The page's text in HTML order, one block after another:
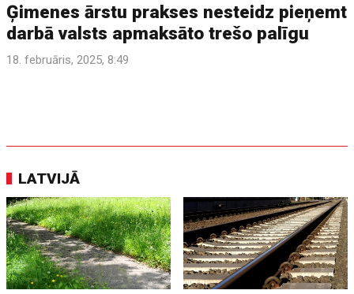
Ģimenes ārstu prakses nesteidz pieņemt
darbā valsts apmaksāto trešo palīgu
18. februāris, 2025, 8:49
LATVIJĀ